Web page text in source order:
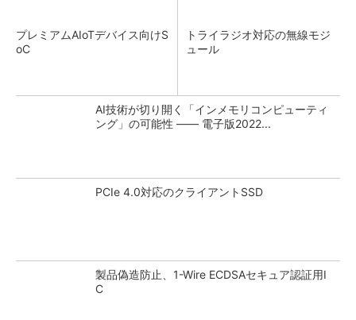
プレミアムAIoTデバイス向けS
oC
トライラジオ対応の無線モジ
ュール
AI技術が切り開く「インメモリコンピューティ
ング」の可能性 ―― 電子版2022...
PCIe 4.0対応のクライアントSSD
製品偽造防止、1-Wire ECDSAセキュア認証用I
C